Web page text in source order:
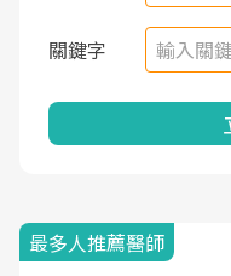
關鍵字
最多人推薦醫師